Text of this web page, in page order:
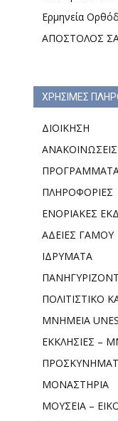
Ερμηνεία
ΑΠΟΣΤΟΛΟΣ
ΧΡΗΣΙΜΕΣ
ΔΙΟΙΚΗΣΗ
ΑΝΑΚΟΙΝΩΣΕΙΣ
ΠΛΗΡΟΦΟΡΙΕΣ
ΕΝΟΡΙΑΚΕΣ
ΑΔΕΙΕΣ ΓΑΜΟΥ
ΙΔΡΥΜΑΤΑ
ΠΟΛΙΤΙΣΤΙΚΟ
ΜΝΗΜΕΙΑ
ΕΚΚΛΗΣΙΕΣ –
ΜΟΝΑΣΤΗΡΙΑ
ΜΟΥΣΕΙΑ –